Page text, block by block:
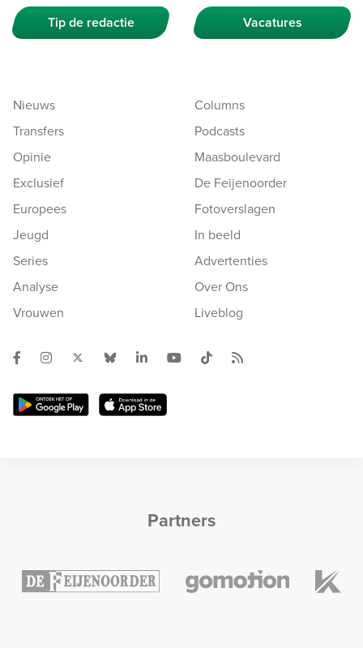
Tip de redactie Vacatures
Nieuws
Transfers
Opinie
Exclusief
Europees
Jeugd
Series
Analyse
Vrouwen
Columns
Podcasts
Maasboulevard
De Feijenoorder
Fotoverslagen
In beeld
Advertenties
Over Ons
Liveblog
Partners